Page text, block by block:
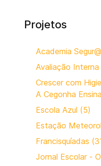
Projetos
Academia
Avaliação Interna
Crescer com
A Cegonha
Escola Azul (5)
Estação
Francisquíadas
Jornal Escolar -